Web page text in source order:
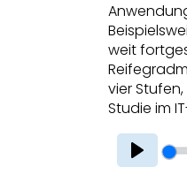
weit
vier
Studie im
Play